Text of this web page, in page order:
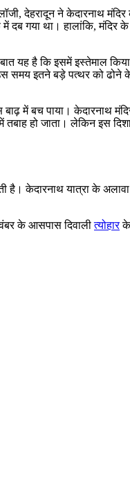
देहरादून ने केदारनाथ
दब गया था। हालांकि, मंदिर
यह है कि इसमें इस्तेमाल
समय इतने बड़े पत्थर को
में बच पाया। केदारनाथ
तबाह हो जाता। लेकिन इस
है। केदारनाथ यात्रा के
के आसपास दिवालीत्योहारके